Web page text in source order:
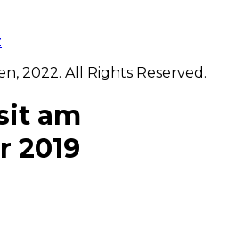
2022. All Rights Reserved.
am
2019